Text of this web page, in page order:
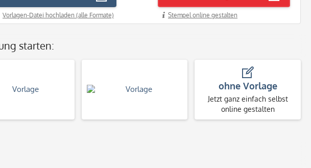
Vorlagen-Datei hochladen (alle Formate) Stempel online gestalten
starten:
ohne Vorlage
Jetzt ganz einfach selbst
online gestalten